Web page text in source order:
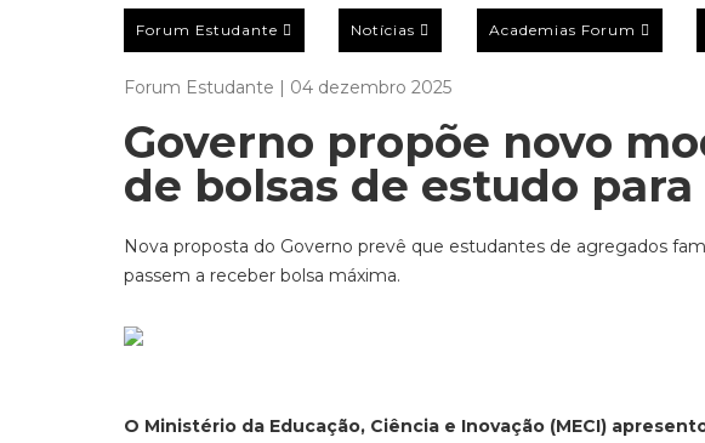
Forum Estudante Notícias Academias Forum
Forum Estudante | 04 dezembro 2025
Governo propõe novo
de bolsas de estudo
Nova proposta do Governo prevê que estudantes de agregados
passem a receber bolsa máxima.
O Ministério da Educação, Ciência e Inovação (MECI)